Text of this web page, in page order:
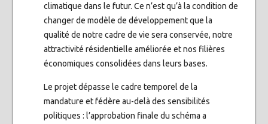
climatique dans le futur. Ce n’est qu’à la condition de
changer de modèle de développement que la
qualité de notre cadre de vie sera conservée, notre
attractivité résidentielle améliorée et nos filières
économiques consolidées dans leurs bases.
Le projet dépasse le cadre temporel de la
mandature et fédère au-delà des sensibilités
politiques : l’approbation finale du schéma a